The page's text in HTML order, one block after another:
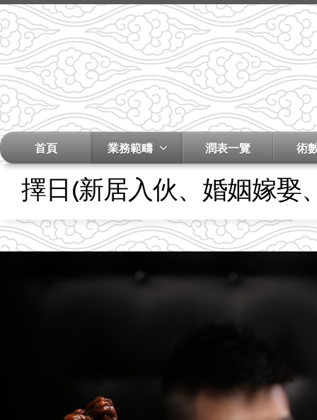
首頁 業務範疇 潤表一覽 術
擇日(新居入伙、婚姻嫁娶